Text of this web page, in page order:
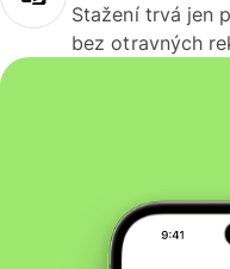
Stažení trvá jen
bez otravných